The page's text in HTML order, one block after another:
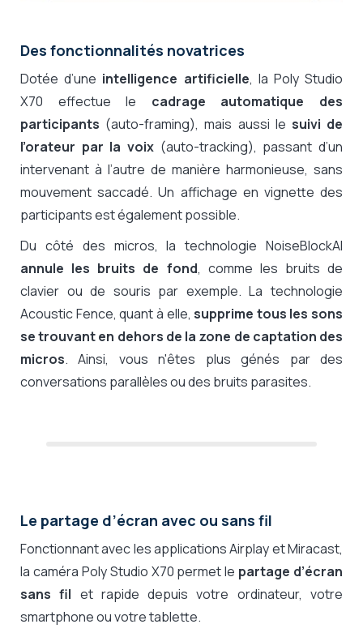
Des fonctionnalités novatrices
Dotée d’une intelligence artificielle, la Poly Studio
X70 effectue le cadrage automatique des
participants (auto-framing), mais aussi le suivi de
l’orateur par la voix (auto-tracking), passant d’un
intervenant à l’autre de manière harmonieuse, sans
mouvement saccadé. Un affichage en vignette des
participants est également possible.
Du côté des micros, la technologie NoiseBlockAI
annule les bruits de fond, comme les bruits de
clavier ou de souris par exemple. La technologie
Acoustic Fence, quant à elle,supprime tous les sons
se trouvant en dehors de la zone de captation des
micros. Ainsi, vous n'êtes plus génés par des
conversations parallèles ou des bruits parasites.
Le partage d’écran avec ou sans fil
Fonctionnant avec les applications Airplay et Miracast,
la caméra Poly Studio X70 permet le partage d’écran
sans fil et rapide depuis votre ordinateur, votre
smartphone ou votre tablette.